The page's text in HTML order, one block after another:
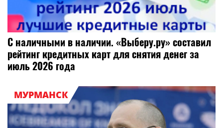
С наличными в наличии. «Выберу.ру» составил
рейтинг кредитных карт для снятия денег за
июль 2026 года
МУРМАНСК